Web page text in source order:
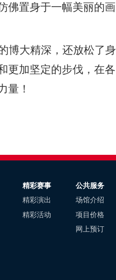
佛置身于一幅美丽的画
博大精深，还放松了身
更加坚定的步伐，在各
量！
精彩赛事
精彩演出
精彩活动
公共服务
场馆介绍
项目价格
网上预订